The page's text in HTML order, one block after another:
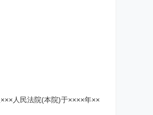
人民法院(本院)于××××年××